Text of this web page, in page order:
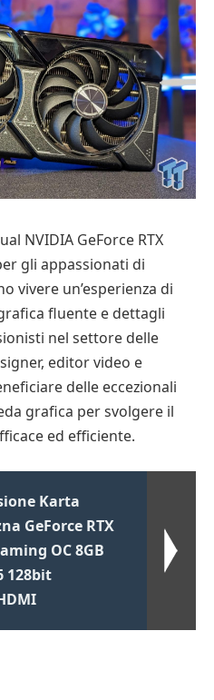
NVIDIA GeForce RTX
gli appassionati di
vivere un’esperienza di
fluente e dettagli
nel settore delle
editor video e
delle eccezionali
grafica per svolgere il
ed efficiente.
Karta
GeForce RTX
OC 8GB
128bit